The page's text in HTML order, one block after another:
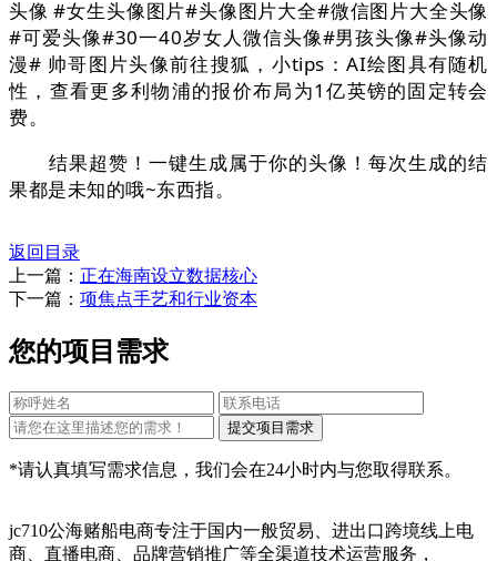
头像 #女生头像图片#头像图片大全#微信图片大全头像
#可爱头像#30一40岁女人微信头像#男孩头像#头像动
漫# 帅哥图片头像前往搜狐，小tips：AI绘图具有随机
性，查看更多利物浦的报价布局为1亿英镑的固定转会
费。
结果超赞！一键生成属于你的头像！每次生成的结
果都是未知的哦~东西指。
返回目录
上一篇： 正在海南设立数据核心
下一篇： 项焦点手艺和行业资本
您的项目需求
*请认真填写需求信息，我们会在24小时内与您取得联系。
jc710公海赌船电商专注于国内一般贸易、进出口跨境线上电
商、直播电商、品牌营销推广等全渠道技术运营服务，